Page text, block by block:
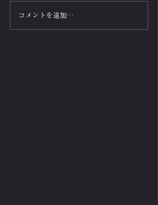
腕立て伏せのトレーニン
グシーンが描かれている
コメントを追加…